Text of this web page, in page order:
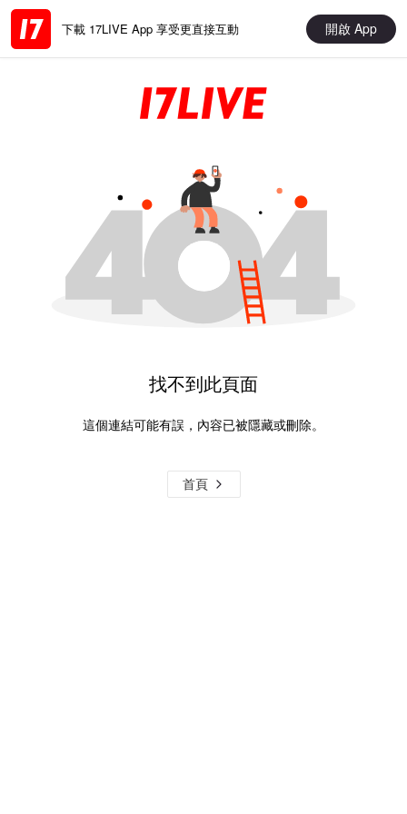
下載 17LIVE App 享受更直接互動 開啟 App
找不到此頁面
這個連結可能有誤，內容已被隱藏或刪除。
首頁